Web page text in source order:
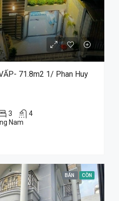
71.8m2 1/ Phan Huy
3
4
Nam
BÁN CÒN